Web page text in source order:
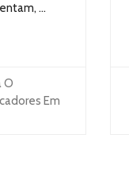
...
O
Em